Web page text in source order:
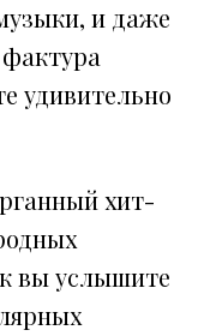
и даже
удивительно
хит-
вы услышите